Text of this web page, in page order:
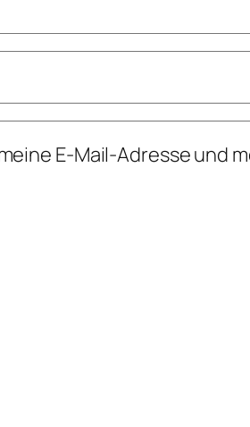
E-Mail-Adresse und